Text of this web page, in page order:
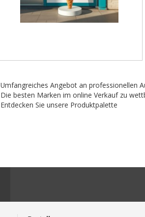
Umfangreiches Angebot an professionellen
Die besten Marken im online Verkauf zu
Entdecken Sie unsere Produktpalette